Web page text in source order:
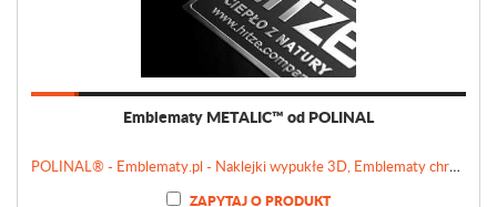
Emblematy METALIC™ od POLINAL
POLINAL® - Emblematy.pl - Naklejki wypukłe 3D, Emblematy chromowane, Tabliczki, Etykiety
ZAPYTAJ O PRODUKT